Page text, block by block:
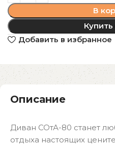
В
Добавить в избранное
Описание
Диван СОтА-80 станет
отдыха настоящих